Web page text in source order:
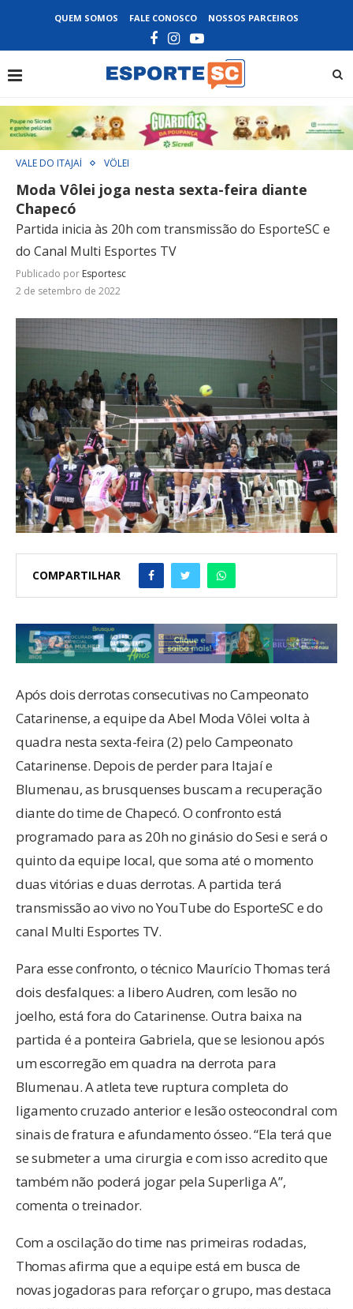
QUEM SOMOS FALE CONOSCO NOSSOS PARCEIROS
VALE DO ITAJAÍ VÔLEI
Moda Vôlei joga nesta sexta-feira diante
Chapecó
Partida inicia às 20h com transmissão do EsporteSC e
do Canal Multi Esportes TV
Publicado por Esportesc
2 de setembro de 2022
COMPARTILHAR
Após dois derrotas consecutivas no Campeonato
Catarinense, a equipe da Abel Moda Vôlei volta à
quadra nesta sexta-feira (2) pelo Campeonato
Catarinense. Depois de perder para Itajaí e
Blumenau, as brusquenses buscam a recuperação
diante do time de Chapecó. O confronto está
programado para as 20h no ginásio do Sesi e será o
quinto da equipe local, que soma até o momento
duas vitórias e duas derrotas. A partida terá
transmissão ao vivo no YouTube do EsporteSC e do
canal Multi Esportes TV.
Para esse confronto, o técnico Maurício Thomas terá
dois desfalques: a libero Audren, com lesão no
joelho, está fora do Catarinense. Outra baixa na
partida é a ponteira Gabriela, que se lesionou após
um escorregão em quadra na derrota para
Blumenau. A atleta teve ruptura completa do
ligamento cruzado anterior e lesão osteocondral com
sinais de fratura e afundamento ósseo. “Ela terá que
se submeter a uma cirurgia e com isso acredito que
também não poderá jogar pela Superliga A”,
comenta o treinador.
Com a oscilação do time nas primeiras rodadas,
Thomas afirma que a equipe está em busca de
novas jogadoras para reforçar o grupo, mas destaca